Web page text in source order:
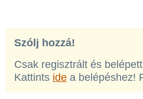
Szólj hozzá!
Csak regisztrált és
Kattints ide a belépéshez!